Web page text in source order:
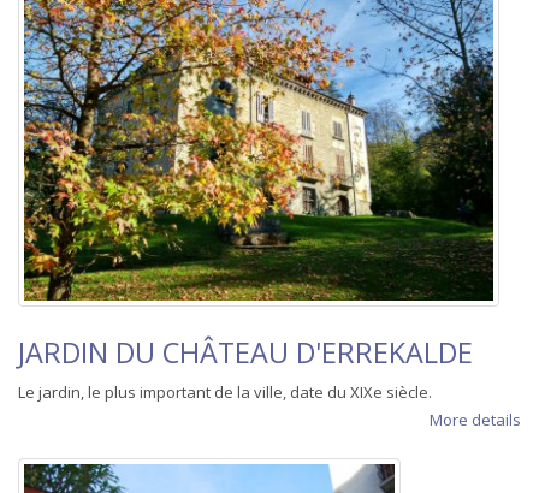
JARDIN DU CHÂTEAU D'ERREKALDE
Le jardin, le plus important de la ville, date du XIXe siècle.
More details